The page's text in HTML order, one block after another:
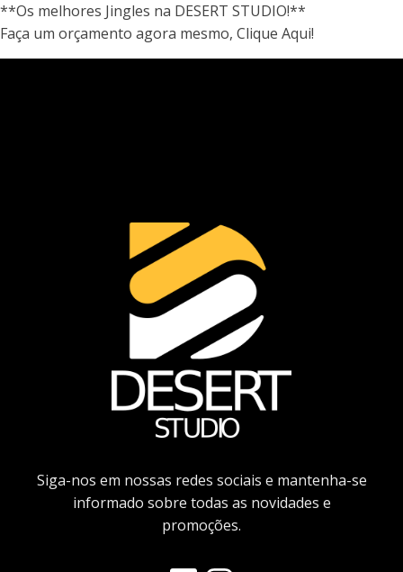
**Os melhores Jingles na DESERT STUDIO!**
Faça um orçamento agora mesmo, Clique Aqui!
Siga-nos em nossas redes sociais e mantenha-se
informado sobre todas as novidades e
promoções.